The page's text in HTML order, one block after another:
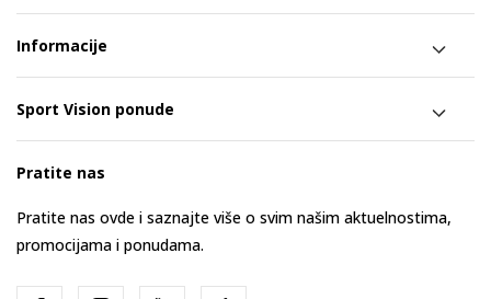
Informacije
Sport Vision ponude
Pratite nas
Pratite nas ovde i saznajte više o svim našim aktuelnostima,
promocijama i ponudama.